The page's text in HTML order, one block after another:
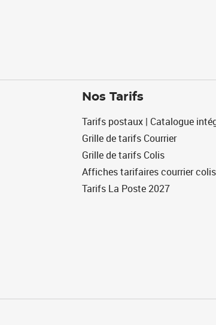
Nos Tarifs
Tarifs postaux | Catalogue
Grille de tarifs Courrier
Grille de tarifs Colis
Affiches tarifaires courrier colis
Tarifs La Poste 2027